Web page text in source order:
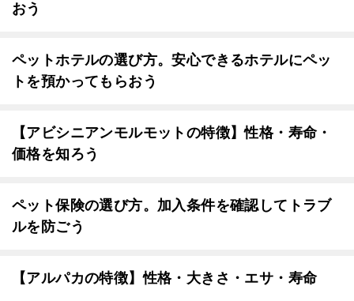
おう
ペットホテルの選び方。安心できるホテルにペッ
トを預かってもらおう
【アビシニアンモルモットの特徴】性格・寿命・
価格を知ろう
ペット保険の選び方。加入条件を確認してトラブ
ルを防ごう
【アルパカの特徴】性格・大きさ・エサ・寿命